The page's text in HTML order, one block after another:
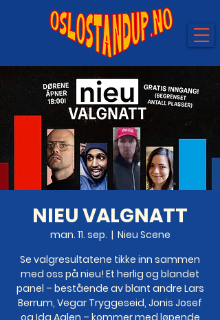
NIEU VALGNATT
man. 11. sep.
  |
Nieu Scene
Se valgresultatene tikke inn sammen
med oss på nieu! Et herlig og blandet
panel – bestående av blant andre Lars
Berrum, Vegar Tryggeseid, Jonis Josef
og Ida Aalen – kommer med løpende